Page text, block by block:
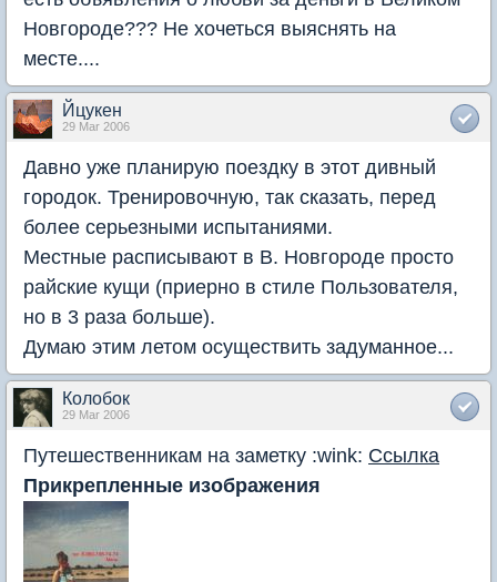
Новгороде??? Не хочеться выяснять на
месте....
Йцукен
29 Mar 2006
Давно уже планирую поездку в этот дивный
городок. Тренировочную, так сказать, перед
более серьезными испытаниями.
Местные расписывают в В. Новгороде просто
райские кущи (приерно в стиле Пользователя,
но в 3 раза больше).
Думаю этим летом осуществить задуманное...
Колобок
29 Mar 2006
Путешественникам на заметку :wink: Ссылка
Прикрепленные изображения